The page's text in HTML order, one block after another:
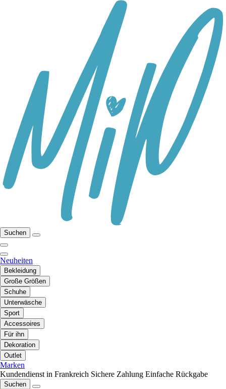
Suchen
Neuheiten
Bekleidung
Große Größen
Schuhe
Unterwäsche
Sport
Accessoires
Für ihn
Dekoration
Outlet
Marken
Kundendienst in Frankreich Sichere Zahlung Einfache Rückgabe
Suchen